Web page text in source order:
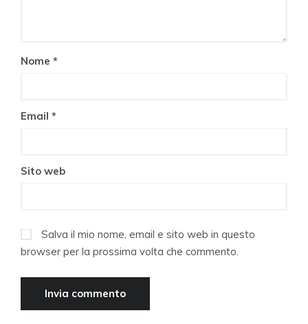
Nome *
Email *
Sito web
Salva il mio nome, email e sito web in questo
browser per la prossima volta che commento.